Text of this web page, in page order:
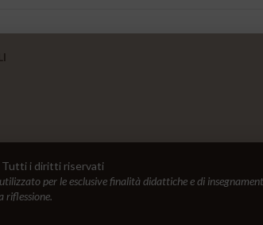
Tutti i diritti riservati
per le esclusive finalità didattiche e di
riflessione.